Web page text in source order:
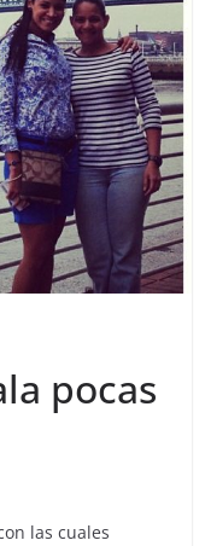
pocas
las cuales